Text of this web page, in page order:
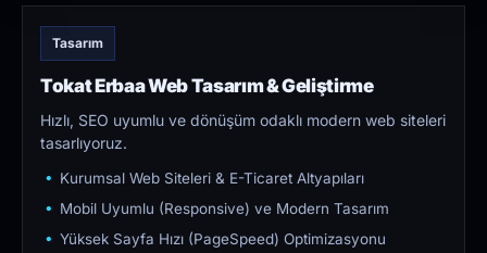
Tasarım
Tokat Erbaa Web Tasarım & Geliştirme
Hızlı, SEO uyumlu ve dönüşüm odaklı modern web siteleri
tasarlıyoruz.
Kurumsal Web Siteleri & E-Ticaret Altyapıları
Mobil Uyumlu (Responsive) ve Modern Tasarım
Yüksek Sayfa Hızı (PageSpeed) Optimizasyonu